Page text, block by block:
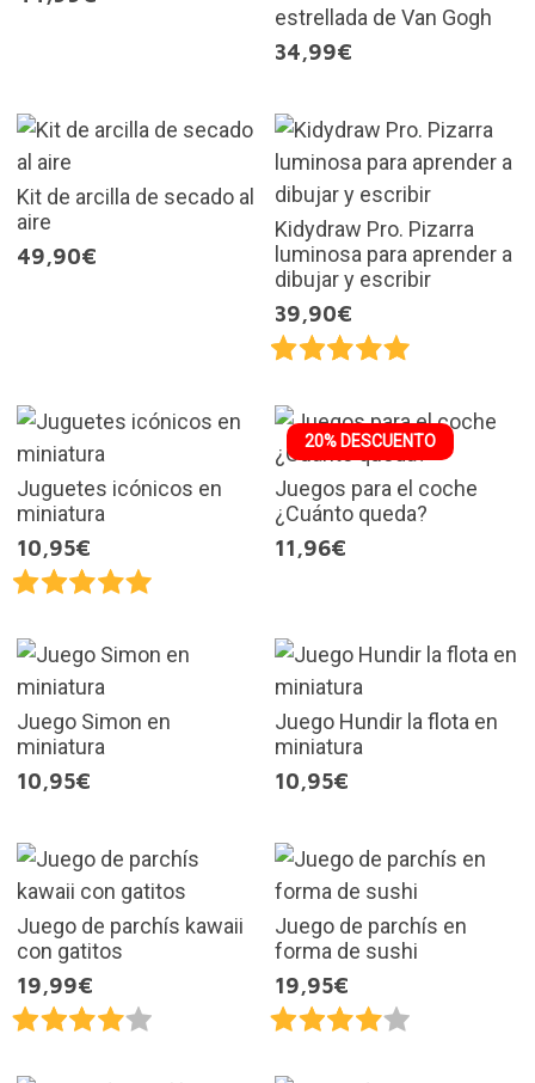
estrellada de Van Gogh
34,99€
Kit de arcilla de secado al
aire
49,90€
Kidydraw Pro. Pizarra
luminosa para aprender a
dibujar y escribir
39,90€
Juguetes icónicos en
miniatura
10,95€
20% DESCUENTO
Juegos para el coche
¿Cuánto queda?
11,96€
Juego Simon en
miniatura
10,95€
Juego Hundir la flota en
miniatura
10,95€
Juego de parchís kawaii
con gatitos
19,99€
Juego de parchís en
forma de sushi
19,95€